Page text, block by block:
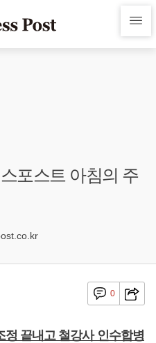
포스트 아침의 주
0
끝내고 철강사 인수합병